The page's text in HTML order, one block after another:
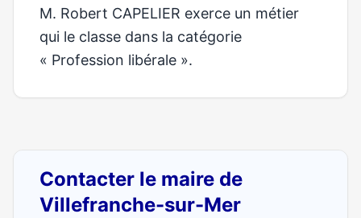
M. Robert CAPELIER exerce un métier
qui le classe dans la catégorie
« Profession libérale ».
Contacter le maire de
Villefranche-sur-Mer